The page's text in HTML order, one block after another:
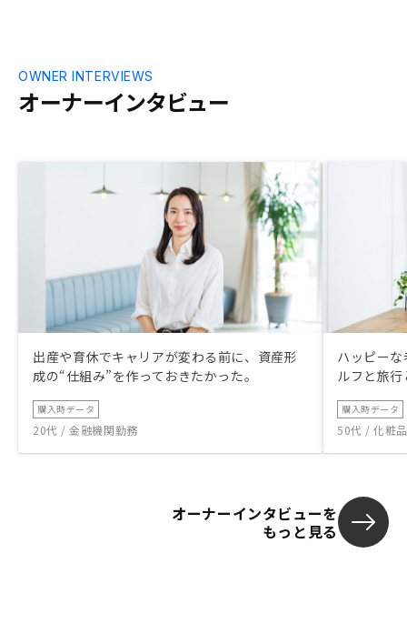
オーナーインタビュー
OWNER INTERVIEWS
出産や育休でキャリアが変わる前に、資産形
成の“仕組み”を作っておきたかった。
購入時データ
20代 / 金融機関勤務
ハッピー
ルフと旅
購入時データ
50代 / 化粧
オーナーインタビューを
もっと見る